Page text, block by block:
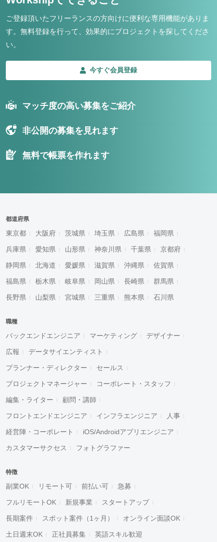
ご登録頂いたフリーランスの方向けに便利な専用機能がありま
す。 無料登録を行って、効果的にプロジェクトを探してくださ
い。
今すぐ会員登録
マッチ度の高い募集をご紹介
非公開の募集を見れます
無料で帳票を作れます
都道府県
東京都 大阪府 茨城県 埼玉県 広島県 福岡県
兵庫県 愛知県 山形県 神奈川県 千葉県 京都府
静岡県 北海道 愛媛県 滋賀県 沖縄県 佐賀県
福島県 栃木県 岐阜県 岡山県 長崎県 群馬県
長野県 山梨県 宮城県 三重県 熊本県 石川県
職種
バックエンドエンジニア マーケティング デザイナー
広報 データサイエンティスト
プランナー・ディレクター セールス
プロジェクトマネージャー コーポレート・スタッフ
編集・ライター 顧問・講師
フロントエンドエンジニア インフラエンジニア 人事
経営陣・コーポレート iOS/Androidアプリエンジニア
カスタマーサクセス フォトグラファー
特徴
副業OK リモート可 前払い可 急募
フルリモートOK 新規事業 スタートアップ
長期案件 スポット案件（1ヶ月） オンライン面談OK
土日週末OK 正社員募集 英語スキル歓迎